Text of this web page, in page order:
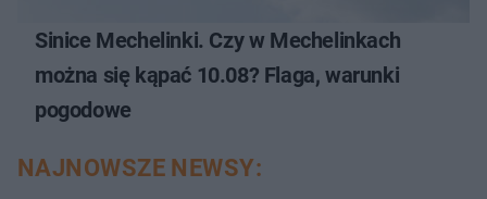
Sinice Mechelinki. Czy w Mechelinkach
można się kąpać 10.08? Flaga, warunki
pogodowe
NAJNOWSZE NEWSY: